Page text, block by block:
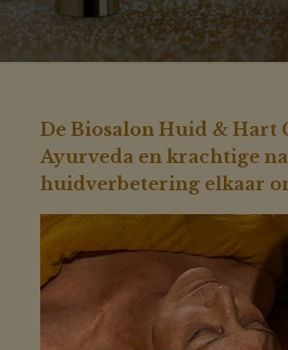
De Biosalon Huid & Hart
Ayurveda en krachtige
huidverbetering elkaar